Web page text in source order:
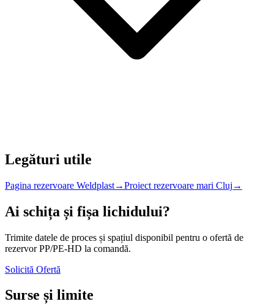
Legături utile
Pagina rezervoare Weldplast→Proiect rezervoare mari Cluj →
Ai schița și fișa lichidului?
Trimite datele de proces și spațiul disponibil pentru o ofertă de
rezervor PP/PE-HD la comandă.
Solicită Ofertă
Surse și limite